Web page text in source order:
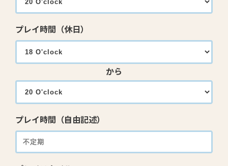
プレイ時間（休日）
から
プレイ時間（自由記述）